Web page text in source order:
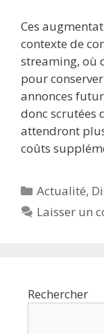
Ces
contexte de
streaming, où
pour
annonces
donc scrutées
attendront
coûts
Catégories
Actualité,
Laisser un
Rechercher